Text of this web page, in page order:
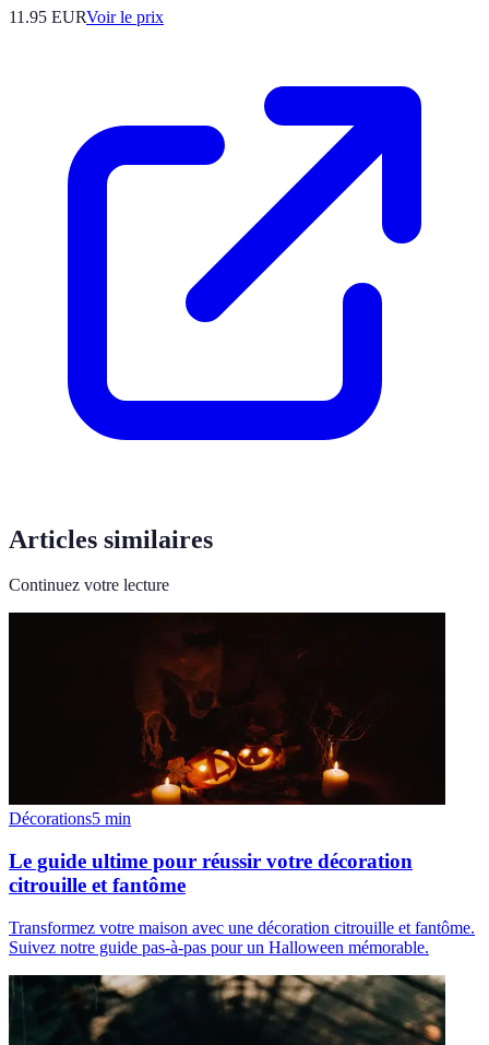
11.95 EURVoir le prix
Articles similaires
Continuez votre lecture
Décorations5 min
Le guide ultime pour réussir votre décoration
citrouille et fantôme
Transformez votre maison avec une décoration citrouille et fantôme.
Suivez notre guide pas-à-pas pour un Halloween mémorable.